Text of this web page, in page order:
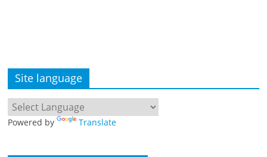
Site language
Powered by Translate